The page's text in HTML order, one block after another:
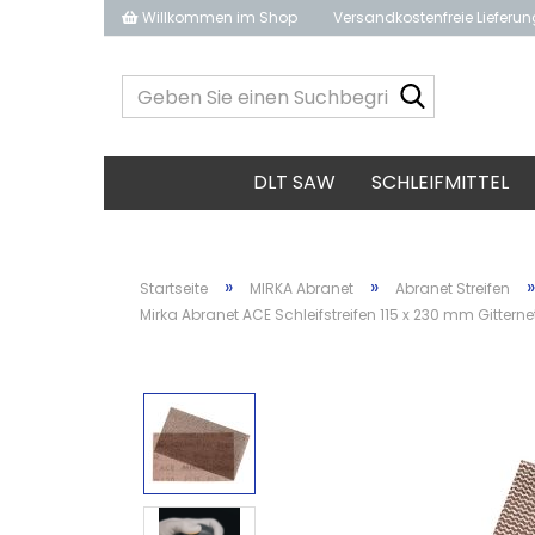
Willkommen im Shop Versandkostenfreie
Sie
ein...
DLT SAW SCHLEIFMITTEL
Startseite » MIRKA Abranet » Abranet Streifen »
Mirka Abranet ACE Schleifstreifen 115 x 230 mm